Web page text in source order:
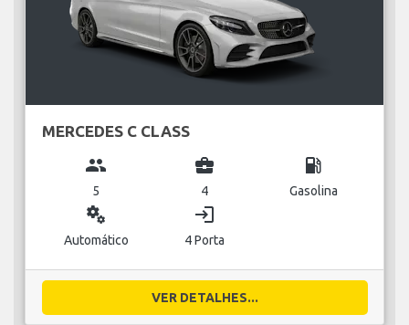
MERCEDES C CLASS
group
5
business_center
4
local_gas_station
Gasolina
miscellaneous_services
Automático
login
4 Porta
VER DETALHES...